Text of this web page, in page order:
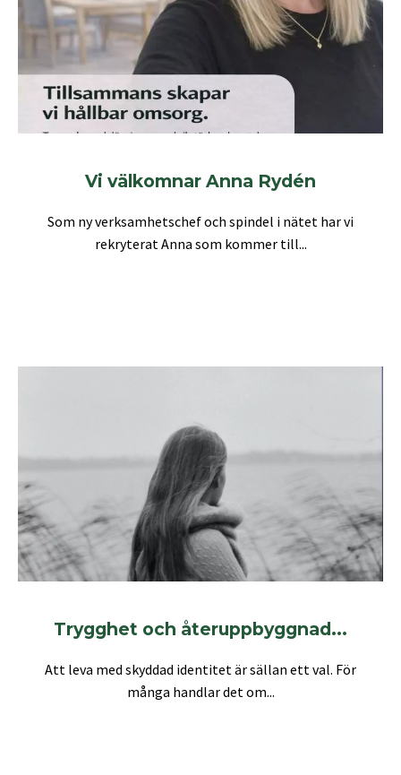
Vi välkomnar Anna Rydén
Som ny verksamhetschef och spindel i nätet har vi
rekryterat Anna som kommer till...
Trygghet och återuppbyggnad...
Att leva med skyddad identitet är sällan ett val. För
många handlar det om...